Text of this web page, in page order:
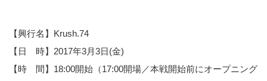
【興行名】Krush.74
【日 時】2017年3月3日(金)
【時 間】18:00開始（17:00開場／本戦開始前にオープニング